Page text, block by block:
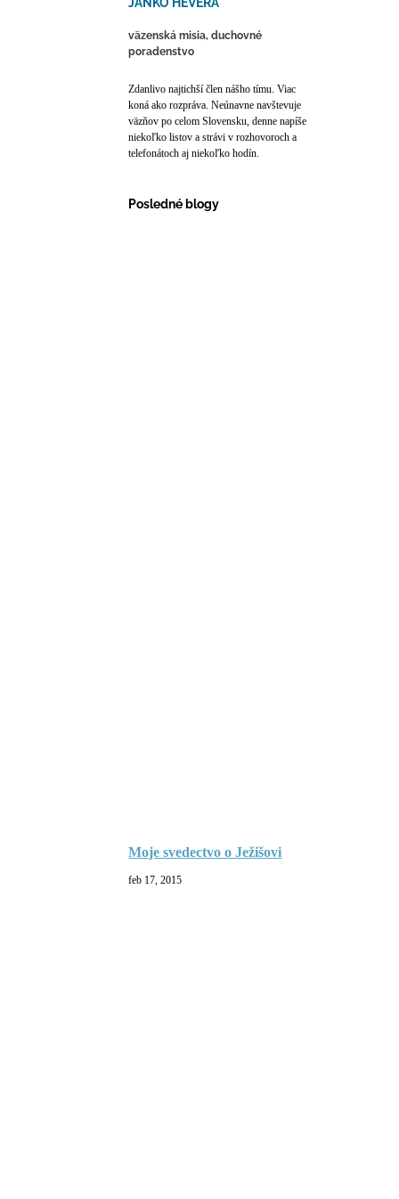
väzenská misia, duchovné
poradenstvo
Zdanlivo najtichší člen nášho tímu. Viac
koná ako rozpráva. Neúnavne navštevuje
väzňov po celom Slovensku, denne napíše
niekoľko listov a strávi v rozhovoroch a
telefonátoch aj niekoľko hodín.
Posledné blogy
Moje svedectvo o Ježišovi
feb 17, 2015